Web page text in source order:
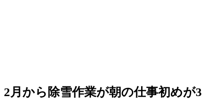
2月から除雪作業が朝の仕事初めが3